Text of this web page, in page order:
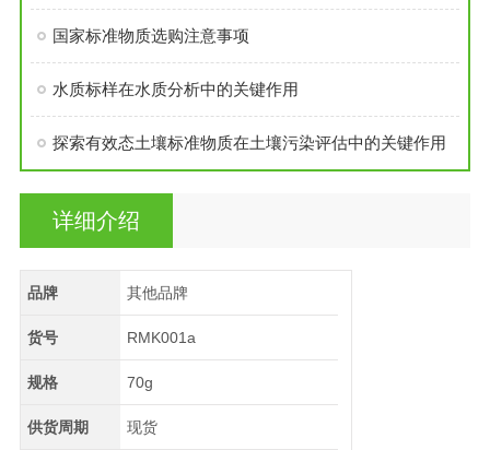
国家标准物质选购注意事项
水质标样在水质分析中的关键作用
探索有效态土壤标准物质在土壤污染评估中的关键作用
详细介绍
品牌 其他品牌
货号 RMK001a
规格 70g
供货周期 现货